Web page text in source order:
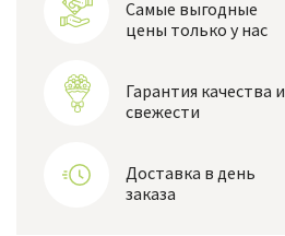
Самые выгодные
цены только у нас
Гарантия качества и
свежести
Доставка в день
заказа